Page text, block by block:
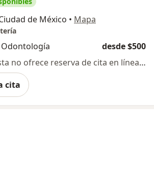
de México • Mapa
desde $500
Este especialista no ofrece reserva de cita en línea en esta dirección.
cita